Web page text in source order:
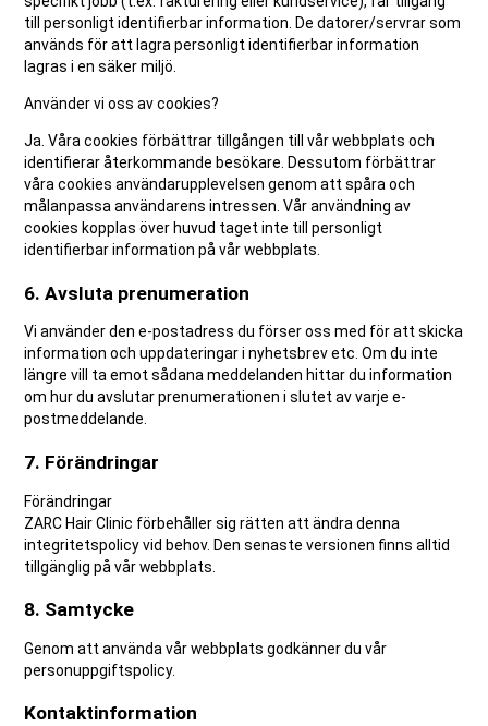
till personligt identifierbar information. De datorer/servrar som
används för att lagra personligt identifierbar information
lagras i en säker miljö.
Använder vi oss av cookies?
Ja. Våra cookies förbättrar tillgången till vår webbplats och
identifierar återkommande besökare. Dessutom förbättrar
våra cookies användarupplevelsen genom att spåra och
målanpassa användarens intressen. Vår användning av
cookies kopplas över huvud taget inte till personligt
identifierbar information på vår webbplats.
6. Avsluta prenumeration
Vi använder den e-postadress du förser oss med för att skicka
information och uppdateringar i nyhetsbrev etc. Om du inte
längre vill ta emot sådana meddelanden hittar du information
om hur du avslutar prenumerationen i slutet av varje e-
postmeddelande.
7. Förändringar
Förändringar
ZARC Hair Clinic förbehåller sig rätten att ändra denna
integritetspolicy vid behov. Den senaste versionen finns alltid
tillgänglig på vår webbplats.
8. Samtycke
Genom att använda vår webbplats godkänner du vår
personuppgiftspolicy.
Kontaktinformation